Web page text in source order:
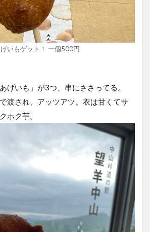
いもゲット！ 一個500円
げいも」が3つ、串にささってる。
渡され、アッツアツ。衣は甘くてサ
ホク芋。